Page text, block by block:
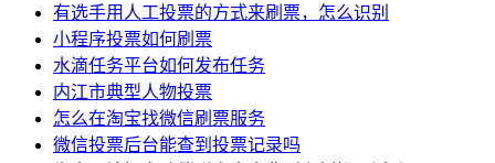
有选手用人工投票的方式来刷票，怎么识别
小程序投票如何刷票
水滴任务平台如何发布任务
内江市典型人物投票
怎么在淘宝找微信刷票服务
微信投票后台能查到投票记录吗